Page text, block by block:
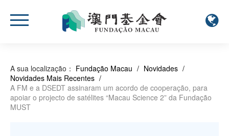
A sua localização： Fundação Macau / Novidades /
Novidades Mais Recentes /
A FM e a DSEDT assinaram um acordo de cooperação, para
apoiar o projecto de satélites “Macau Science 2” da Fundação
MUST